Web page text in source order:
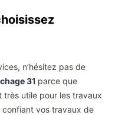
n’hésitez pas de
31 parce que
très utile pour les travaux
confiant vos travaux de